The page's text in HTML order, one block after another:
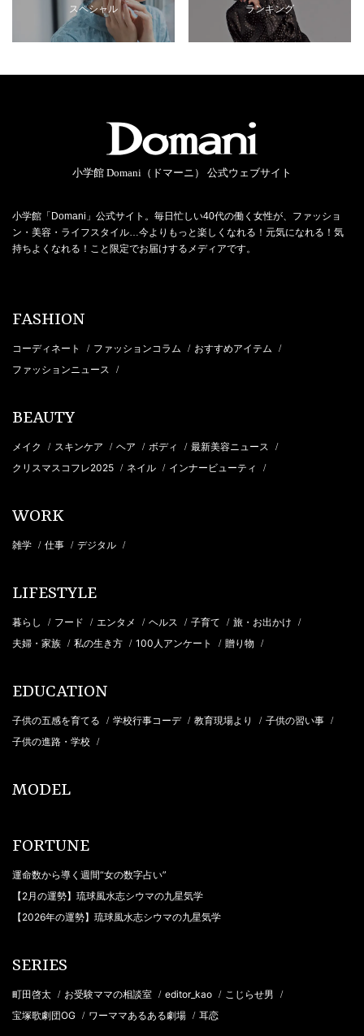
スペシャル ランキング
小学館 Domani（ドマーニ） 公式ウェブサイト
小学館「Domani」公式サイト。毎日忙しい40代の働く女性が、ファッショ
ン・美容・ライフスタイル…今よりもっと楽しくなれる！元気になれる！気
持ちよくなれる！こと限定でお届けするメディアです。
FASHION
コーディネート / ファッションコラム / おすすめアイテム /
ファッションニュース /
BEAUTY
メイク / スキンケア / ヘア / ボディ / 最新美容ニュース /
クリスマスコフレ2025 / ネイル / インナービューティ /
WORK
雑学 / 仕事 / デジタル /
LIFESTYLE
暮らし / フード / エンタメ / ヘルス / 子育て / 旅・お出かけ /
夫婦・家族 / 私の生き方 / 100人アンケート / 贈り物 /
EDUCATION
子供の五感を育てる / 学校行事コーデ / 教育現場より / 子供の習い事 /
子供の進路・学校 /
MODEL
FORTUNE
運命数から導く週間“女の数字占い”
【2月の運勢】琉球風水志シウマの九星気学
【2026年の運勢】琉球風水志シウマの九星気学
SERIES
町田啓太 / お受験ママの相談室 / editor_kao / こじらせ男 /
宝塚歌劇団OG / ワーママあるある劇場 / 耳恋